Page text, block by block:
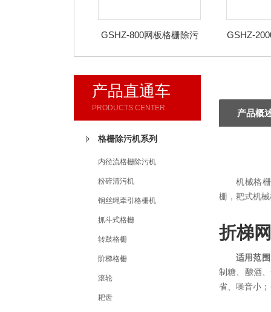
GSHZ-800网板格栅除污
GSHZ-
产品直通车
PRODUCTS CENTER
格栅除污机系列
内径流格栅除污机
粉碎清污机
钢丝绳牵引格栅机
抓斗式格栅
转鼓格栅
阶梯格栅
滚轮
耙齿
产品概
机械格
栅，耙式机
折梯
适用范围
制糖、酿酒
省、噪音小